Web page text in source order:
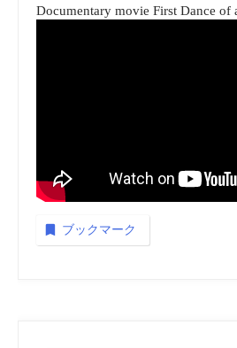
Documentary movie First Dance of
ブックマーク